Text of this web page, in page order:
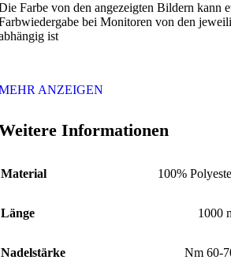
Farbe von den angezeigten Bildern kann
bei Monitoren von den
ist
ANZEIGEN
Informationen
Material 100%
Länge 1000
Nadelstärke Nm 60-